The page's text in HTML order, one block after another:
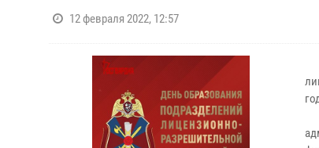
12 февраля 2022, 12:57